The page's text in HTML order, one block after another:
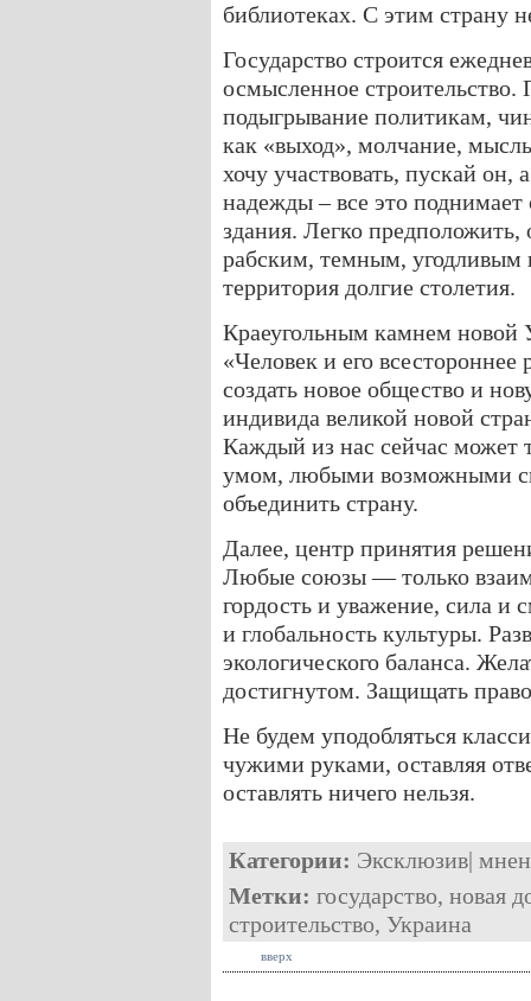
библиотеках. С этим страну
Государство строится
осмысленное
подыгрывание политикам,
как «выход», молчание,
хочу участвовать, пускай он,
надежды – все это поднимает
здания. Легко
рабским, темным,
территория долгие столетия.
Краеугольным камнем новой
«Человек и его всестороннее
создать новое общество и
индивида великой новой
Каждый из нас сейчас может
умом, любыми возможными
объединить страну.
Далее, центр принятия
Любые союзы — только
гордость и уважение, сила и
и глобальность культуры.
экологического баланса.
достигнутом. Защищать
Не будем уподобляться
чужими руками, оставляя
оставлять ничего нельзя.
Категории: Эксклюзив|
Метки: государство, новая
строительство, Украина
вверх